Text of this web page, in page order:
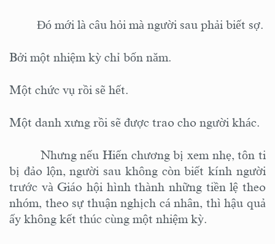
Đó mới là câu hỏi mà người sau phải biết sợ.
Bởi một nhiệm kỳ chỉ bốn năm.
Một chức vụ rồi sẽ hết.
Một danh xưng rồi sẽ được trao cho người khác.
Nhưng nếu Hiến chương bị xem nhẹ, tôn ti
bị đảo lộn, người sau không còn biết kính người
trước và Giáo hội hình thành những tiền lệ theo
nhóm, theo sự thuận nghịch cá nhân, thì hậu quả
ấy không kết thúc cùng một nhiệm kỳ.